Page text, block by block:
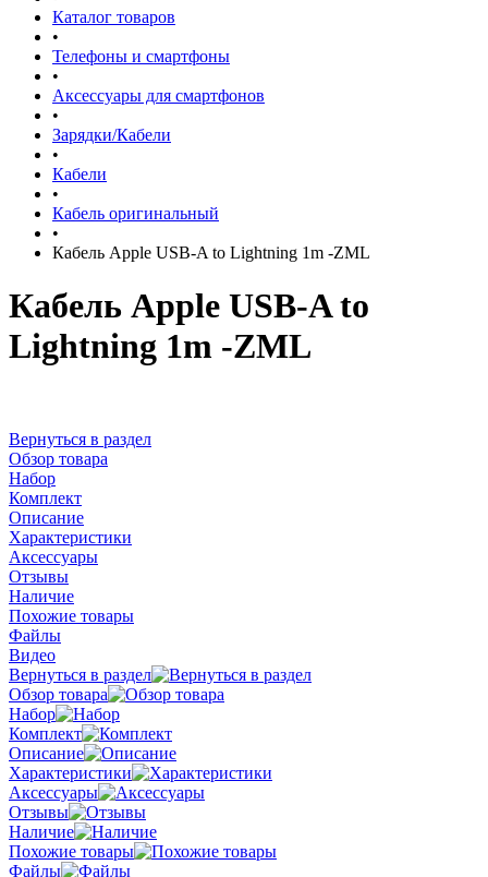
Каталог товаров
•
Телефоны и смартфоны
•
Аксессуары для смартфонов
•
Зарядки/Кабели
•
Кабели
•
Кабель оригинальный
•
Кабель Apple USB-A to Lightning 1m -ZML
Кабель Apple USB-A to
Lightning 1m -ZML
Вернуться в раздел
Обзор товара
Набор
Комплект
Описание
Характеристики
Аксессуары
Отзывы
Наличие
Похожие товары
Файлы
Видео
Вернуться в раздел
Обзор товара
Набор
Комплект
Описание
Характеристики
Аксессуары
Отзывы
Наличие
Похожие товары
Файлы